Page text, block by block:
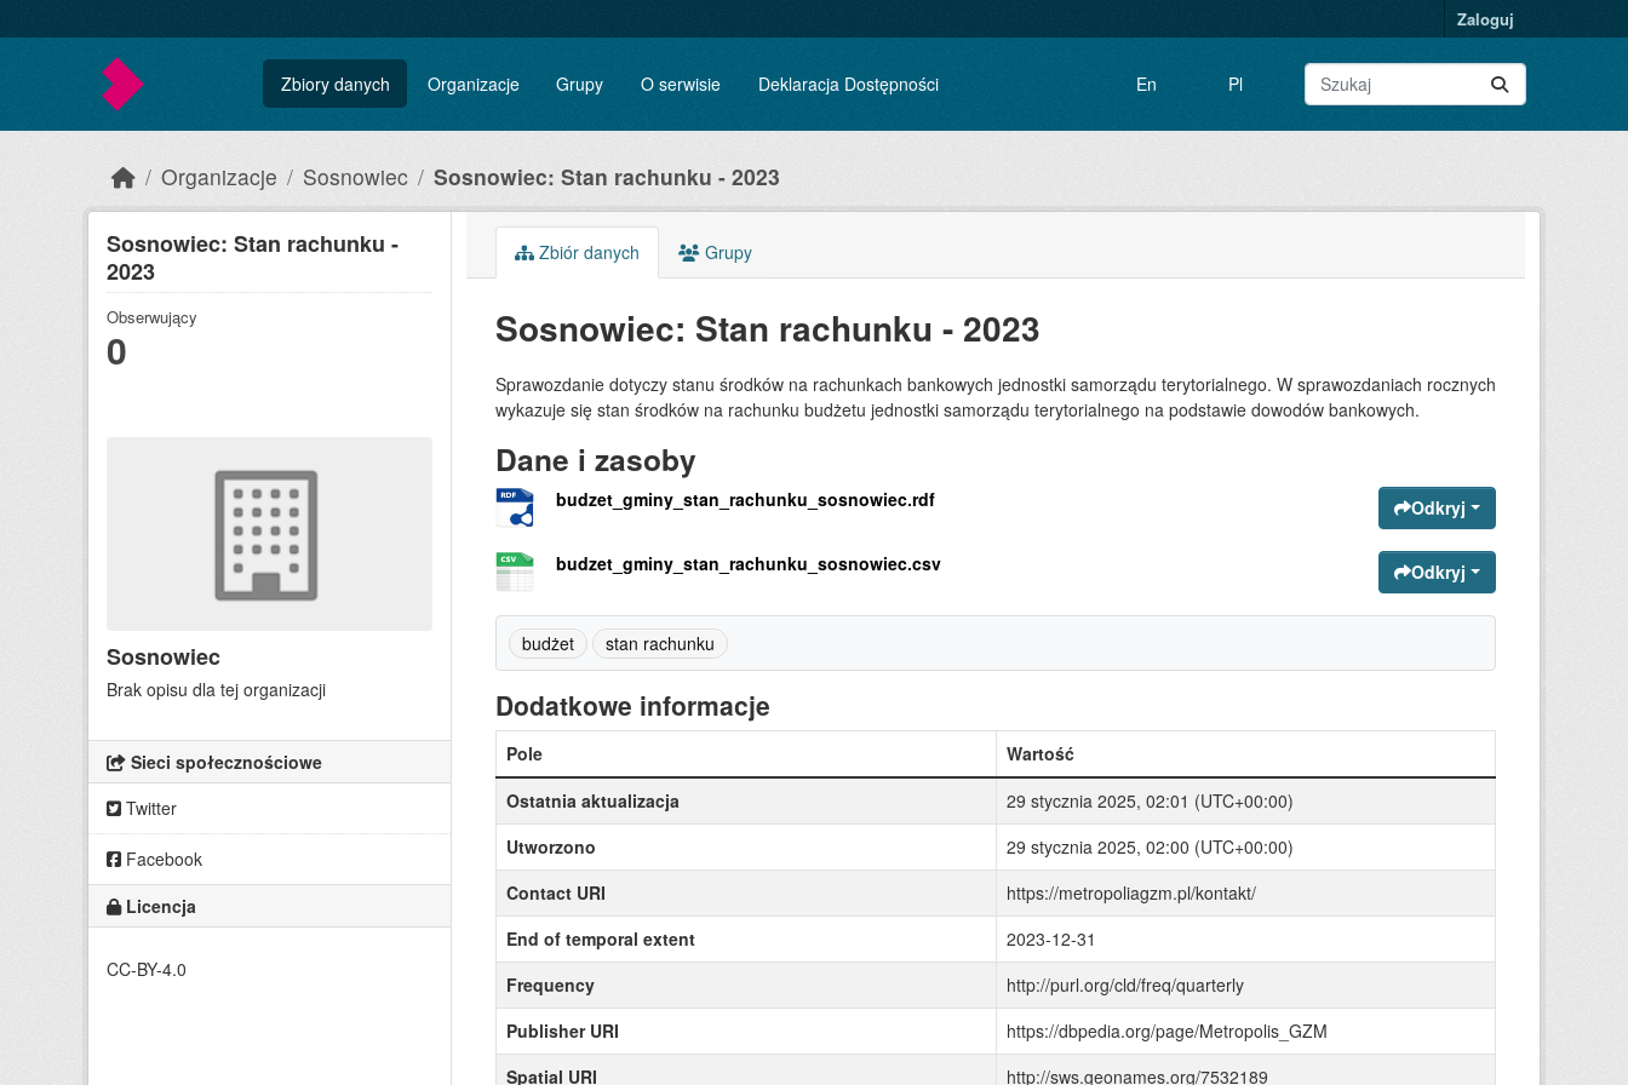
Zaloguj
Zbiory danych Organizacje Grupy O serwisie Deklaracja Dostępności En Pl
Organizacje Sosnowiec Sosnowiec: Stan rachunku - 2023
Sosnowiec: Stan rachunku -
2023
Obserwujący
0
Sosnowiec
Brak opisu dla tej organizacji
Sieci społecznościowe
Twitter
Facebook
Licencja
CC-BY-4.0
Zbiór danych Grupy
Sosnowiec: Stan rachunku - 2023
Sprawozdanie dotyczy stanu środków na rachunkach bankowych jednostki samorządu terytorialnego. W sprawozdaniach rocznych
wykazuje się stan środków na rachunku budżetu jednostki samorządu terytorialnego na podstawie dowodów bankowych.
Dane i zasoby
budzet_gminy_stan_rachunku_sosnowiec.rdf Odkryj
budzet_gminy_stan_rachunku_sosnowiec.csv Odkryj
budżet stan rachunku
Dodatkowe informacje
Pole
Wartość
Ostatnia aktualizacja
29 stycznia 2025, 02:01 (UTC+00:00)
Utworzono
29 stycznia 2025, 02:00 (UTC+00:00)
Contact URI
https://metropoliagzm.pl/kontakt/
End of temporal extent
2023-12-31
Frequency
http://purl.org/cld/freq/quarterly
Publisher URI
https://dbpedia.org/page/Metropolis_GZM
Spatial URI
http://sws.geonames.org/7532189